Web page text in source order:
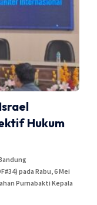
Hukum
pada Rabu, 6 Mei
Purnabakti Kepala